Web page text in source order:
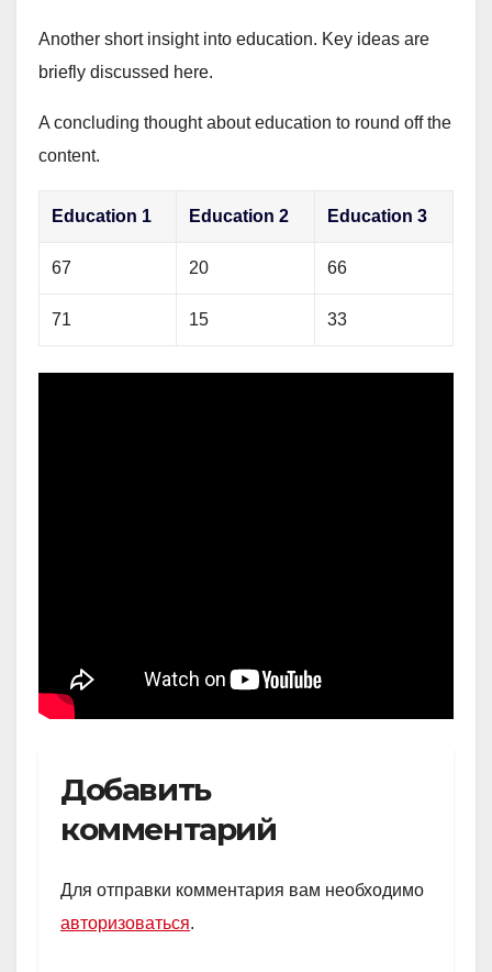
Another short insight into education. Key ideas are
briefly discussed here.
A concluding thought about education to round off the
content.
Education 1 Education 2 Education 3
67 20 66
71 15 33
Добавить
комментарий
Для отправки комментария вам необходимо
авторизоваться.